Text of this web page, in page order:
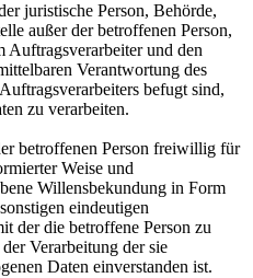
juristische Person, Behörde,
außer der betroffenen Person,
Auftragsverarbeiter und den
Verantwortung des
befugt sind,
zu verarbeiten.
betroffenen Person freiwillig für
Weise und
Willensbekundung in Form
eindeutigen
der die betroffene Person zu
Verarbeitung der sie
Daten einverstanden ist.